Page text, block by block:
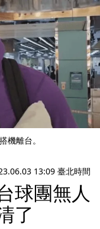
機離台。
13:09 臺北時間
球團無人
了